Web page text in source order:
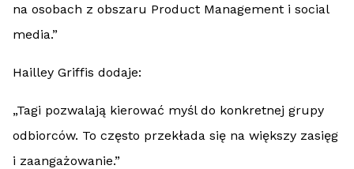
na osobach z obszaru Product Management i social
media.”
Hailley Griffis dodaje:
„Tagi pozwalają kierować myśl do konkretnej grupy
odbiorców. To często przekłada się na większy zasięg
i zaangażowanie.”